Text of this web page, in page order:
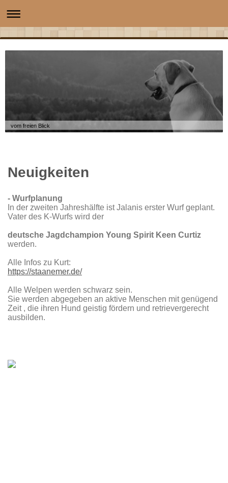
vom freien Blick
Neuigkeiten
- Wurfplanung
In der zweiten Jahreshälfte ist Jalanis erster Wurf geplant.
Vater des K-Wurfs wird der
deutsche Jagdchampion Young Spirit Keen Curtiz
werden.
Alle Infos zu Kurt:
https://staanemer.de/
Alle Welpen werden schwarz sein.
Sie werden abgegeben an aktive Menschen mit genügend
Zeit , die ihren Hund geistig fördern und retrievergerecht
ausbilden.